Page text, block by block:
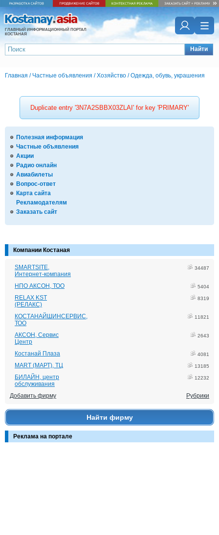
ГЛАВНЫЙ ИНФОРМАЦИОННЫЙ ПОРТАЛ
КОСТАНАЯ
Найти
Полезная информация
Частные объявления
Акции
Радио онлайн
Авиабилеты
Вопрос-ответ
Карта сайта
Рекламодателям
Заказать сайт
Компании Костаная
SMARTSITE,
Интернет-компания
34487
НПО АКСОН, ТОО 5404
RELAX KST
(РЕЛАКС)
8319
КОСТАНАЙШИНСЕРВИС,
ТОО
11821
АКСОН, Сервис
Центр
2643
Костанай Плаза 4081
MART (МАРТ), ТЦ 13185
БИЛАЙН, центр
обслуживания
12232
Добавить фирму Рубрики
Найти фирму
Реклама на портале
Главная / Частные объявления /Хозяйство /Одежда, обувь, украшения
Duplicate entry '3N7A2SBBX03ZLAI' for key 'PRIMARY'